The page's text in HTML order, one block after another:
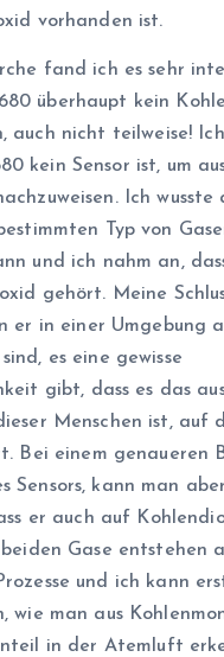
vorhanden ist.
fand ich es sehr
überhaupt kein
auch nicht teilweise!
kein Sensor ist, um
Ich wusste
Typ von
und ich nahm an,
gehört. Meine
er in einer Umgebung
es eine gewisse
gibt, dass es das
Menschen ist, auf
Bei einem genaueren
Sensors, kann man
er auch auf
Gase entstehen
und ich kann
wie man aus
in der Atemluft